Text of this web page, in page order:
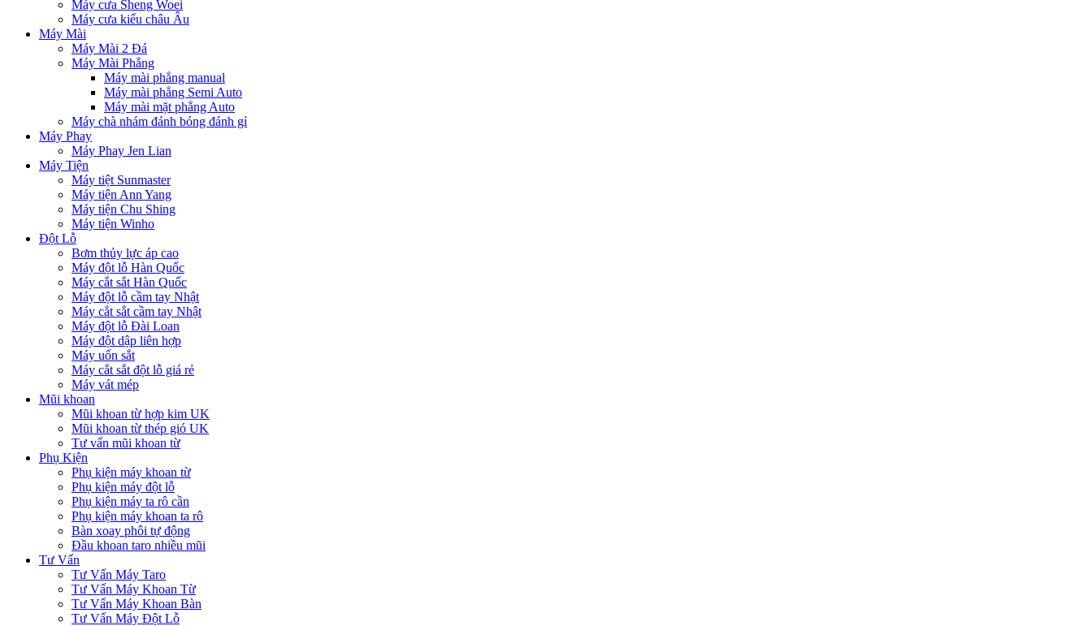
Máy cưa Sheng Woei
Máy cưa kiểu châu Âu
Máy Mài
Máy Mài 2 Đá
Máy Mài Phẳng
Máy mài phẳng manual
Máy mài phẳng Semi Auto
Máy mài mặt phẳng Auto
Máy chà nhám đánh bóng đánh gỉ
Máy Phay
Máy Phay Jen Lian
Máy Tiện
Máy tiệt Sunmaster
Máy tiện Ann Yang
Máy tiện Chu Shing
Máy tiện Winho
Đột Lỗ
Bơm thủy lực áp cao
Máy đột lỗ Hàn Quốc
Máy cắt sắt Hàn Quốc
Máy đột lỗ cầm tay Nhật
Máy cắt sắt cầm tay Nhật
Máy đột lỗ Đài Loan
Máy đột dập liên hợp
Máy uốn sắt
Máy cắt sắt đột lỗ giá rẻ
Máy vát mép
Mũi khoan
Mũi khoan từ hợp kim UK
Mũi khoan từ thép gió UK
Tư vấn mũi khoan từ
Phụ Kiện
Phụ kiện máy khoan từ
Phụ kiện máy đột lỗ
Phụ kiện máy ta rô cần
Phụ kiện máy khoan ta rô
Bàn xoay phôi tự động
Đầu khoan taro nhiều mũi
Tư Vấn
Tư Vấn Máy Taro
Tư Vấn Máy Khoan Từ
Tư Vấn Máy Khoan Bàn
Tư Vấn Máy Đột Lỗ